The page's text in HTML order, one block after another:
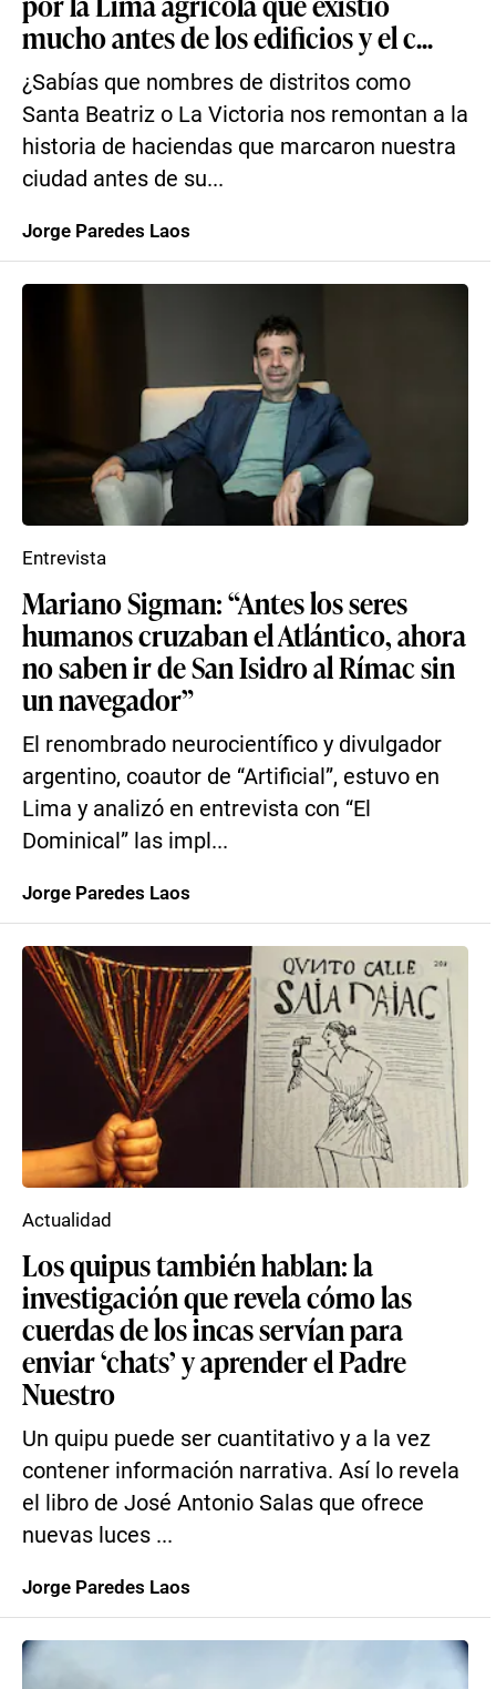
mucho antes de los edificios y el c...
¿Sabías que nombres de distritos como
Santa Beatriz o La Victoria nos remontan a la
historia de haciendas que marcaron nuestra
ciudad antes de su...
Jorge Paredes Laos
Mariano Sigman: “Antes los seres
humanos cruzaban el Atlántico, ahora
no saben ir de San Isidro al Rímac sin
un navegador”
El renombrado neurocientífico y divulgador
argentino, coautor de “Artificial”, estuvo en
Lima y analizó en entrevista con “El
Dominical” las impl...
Entrevista
Jorge Paredes Laos
Los quipus también hablan: la
investigación que revela cómo las
cuerdas de los incas servían para
enviar ‘chats’ y aprender el Padre
Nuestro
Un quipu puede ser cuantitativo y a la vez
contener información narrativa. Así lo revela
el libro de José Antonio Salas que ofrece
nuevas luces ...
Actualidad
Jorge Paredes Laos